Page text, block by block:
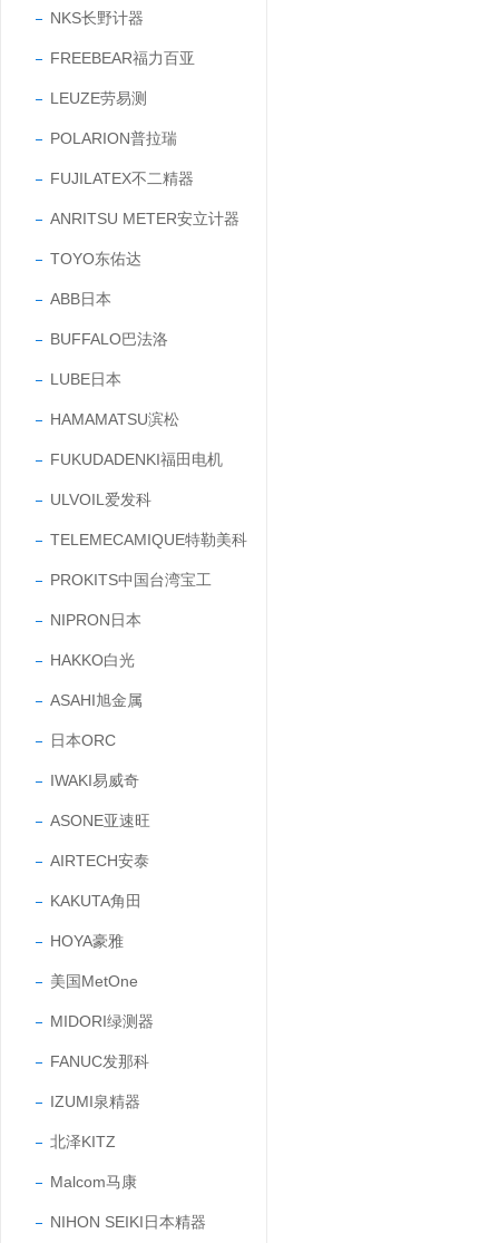
NKS长野计器
FREEBEAR福力百亚
LEUZE劳易测
POLARION普拉瑞
FUJILATEX不二精器
ANRITSU METER安立计器
TOYO东佑达
ABB日本
BUFFALO巴法洛
LUBE日本
HAMAMATSU滨松
FUKUDADENKI福田电机
ULVOIL爱发科
TELEMECAMIQUE特勒美科
PROKITS中国台湾宝工
NIPRON日本
HAKKO白光
ASAHI旭金属
日本ORC
IWAKI易威奇
ASONE亚速旺
AIRTECH安泰
KAKUTA角田
HOYA豪雅
美国MetOne
MIDORI绿测器
FANUC发那科
IZUMI泉精器
北泽KITZ
Malcom马康
NIHON SEIKI日本精器